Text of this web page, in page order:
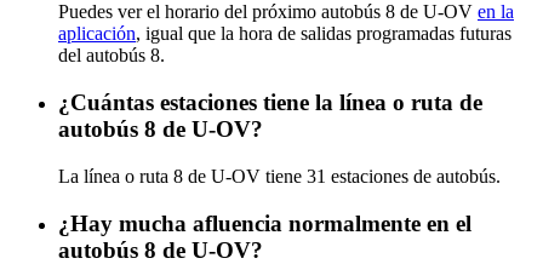
Puedes ver el horario del próximo autobús 8 de U-OV en la
aplicación, igual que la hora de salidas programadas futuras
del autobús 8.
¿Cuántas estaciones tiene la línea o ruta de
autobús 8 de U-OV?
La línea o ruta 8 de U-OV tiene 31 estaciones de autobús.
¿Hay mucha afluencia normalmente en el
autobús 8 de U-OV?